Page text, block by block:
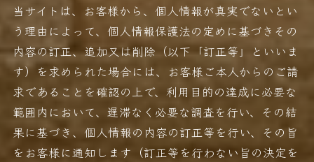
当サイトは、お客様から、個人情報が真実でないとい
う理由によって、個人情報保護法の定めに基づきその
内容の訂正、追加又は削除（以下「訂正等」といいま
す）を求められた場合には、お客様ご本人からのご請
求であることを確認の上で、利用目的の達成に必要な
範囲内において、遅滞なく必要な調査を行い、その結
果に基づき、個人情報の内容の訂正等を行い、その旨
をお客様に通知します（訂正等を行わない旨の決定を